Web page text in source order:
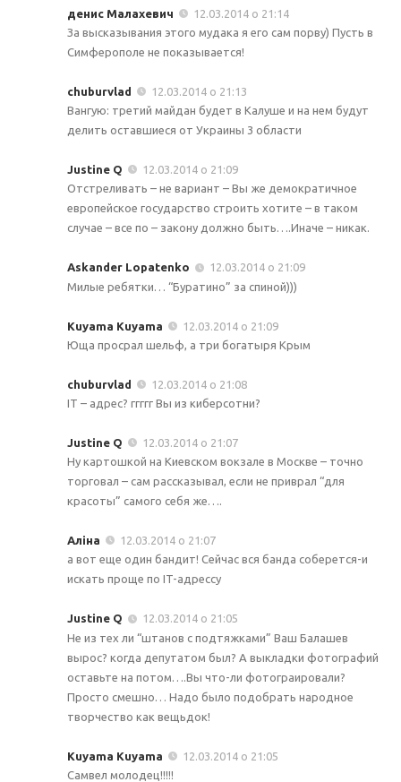
денис Малахевич
12.03.2014 о 21:14
За высказывания этого мудака я его сам порву) Пусть в
Симферополе не показывается!
chuburvlad
12.03.2014 о 21:13
Вангую: третий майдан будет в Калуше и на нем будут
делить оставшиеся от Украины 3 области
Justine Q
12.03.2014 о 21:09
Отстреливать – не вариант – Вы же демократичное
европейское государство строить хотите – в таком
случае – все по – закону должно быть….Иначе – никак.
Askander Lopatenko
12.03.2014 о 21:09
Милые ребятки… “Буратино” за спиной)))
Kuyama Kuyama
12.03.2014 о 21:09
Юща просрал шельф, а три богатыря Крым
chuburvlad
12.03.2014 о 21:08
IT – адрес? ггггг Вы из киберсотни?
Justine Q
12.03.2014 о 21:07
Ну картошкой на Киевском вокзале в Москве – точно
торговал – сам рассказывал, если не приврал “для
красоты” самого себя же….
Аліна
12.03.2014 о 21:07
а вот еще один бандит! Сейчас вся банда соберется-и
искать проще по IT-адрессу
Justine Q
12.03.2014 о 21:05
Не из тех ли “штанов с подтяжками” Ваш Балашев
вырос? когда депутатом был? А выкладки фотографий
оставьте на потом….Вы что-ли фотограировали?
Просто смешно… Надо было подобрать народное
творчество как вещьдок!
Kuyama Kuyama
12.03.2014 о 21:05
Самвел молодец!!!!!